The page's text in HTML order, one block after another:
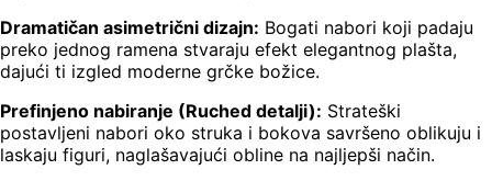
Dramatičan asimetrični dizajn: Bogati nabori koji padaju
preko jednog ramena stvaraju efekt elegantnog plašta,
dajući ti izgled moderne grčke božice.
Prefinjeno nabiranje (Ruched detalji): Strateški
postavljeni nabori oko struka i bokova savršeno oblikuju i
laskaju figuri, naglašavajući obline na najljepši način.